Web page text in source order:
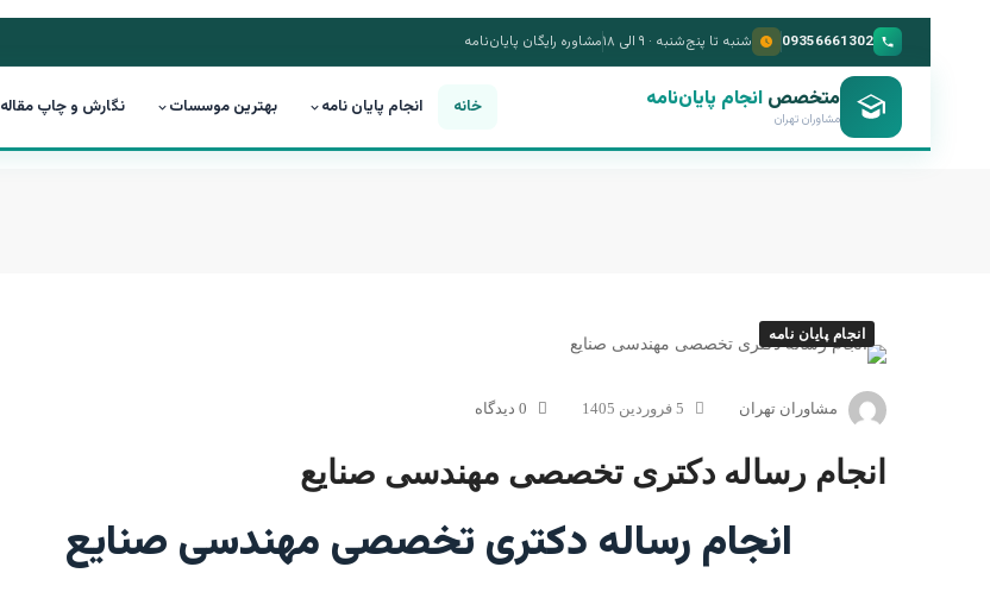
09356661302 شنبه تا پنج‌شنبه · ۹ الی ۱۸ مشاوره رایگان پایان‌نامه
متخصص انجام پایان‌نامه
مشاوران تهران خانه انجام پایان نامه بهترین موسسات نگارش و چاپ مقاله
انجام پایان نامه
مشاوران تهران 5 فروردین 1405 0 دیدگاه
انجام رساله دکتری تخصصی مهندسی صنایع
انجام رساله دکتری تخصصی مهندسی صنایع